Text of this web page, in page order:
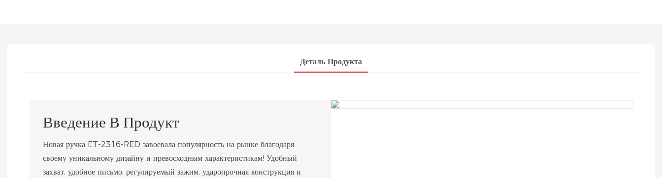
Деталь Продукта
Введение В Продукт
Новая ручка ET-2316-RED завоевала популярность на рынке благодаря
своему уникальному дизайну и превосходным характеристикам! Удобный
захват, удобное письмо, регулируемый зажим, ударопрочная конструкция и